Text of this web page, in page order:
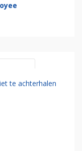
te achterhalen